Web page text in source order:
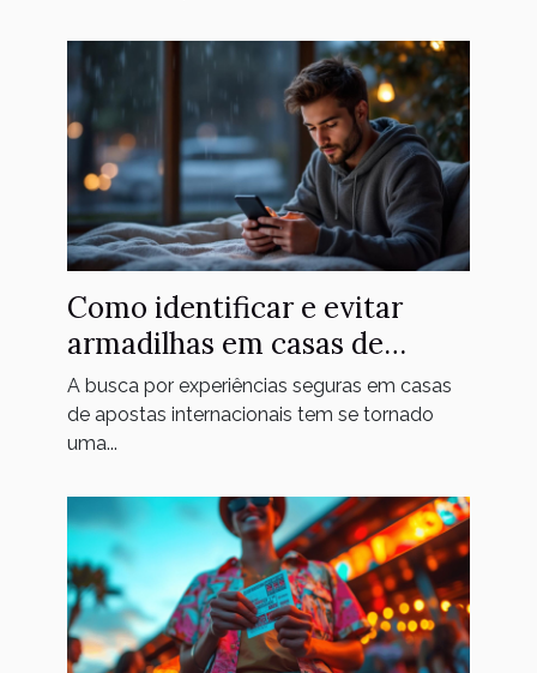
Como identificar e evitar
armadilhas em casas de
apostas internacionais?
A busca por experiências seguras em casas
de apostas internacionais tem se tornado
uma...